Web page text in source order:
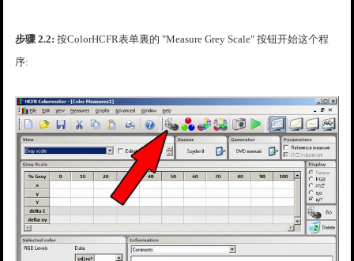
步骤 2.2: 按ColorHCFR表单裏的 "Measure Grey Scale" 按钮开始这个程
序: